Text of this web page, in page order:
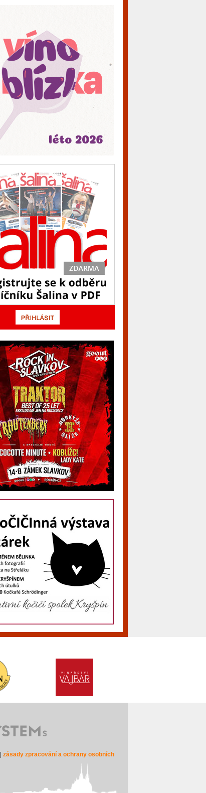
zásady zpracování a ochrany osobních